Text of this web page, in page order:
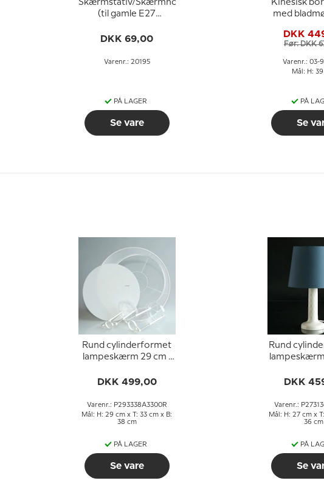
Skærmstativ/Skærmholder
(til gamle E27
omløbsringe - ø34
DKK 69,00
Varenr.: 20195
PÅ LAGER
Se vare
Kinesisk
med
DKK
Før: DKK
Varenr.: 03-
Mål: H:
PÅ
Se
Rund cylinderformet
lampeskærm 29 cm i
stof
DKK 499,00
Varenr.: P293338A3300R
Mål: H: 29 cm x T: 33 cm x B:
38 cm
PÅ LAGER
Se vare
Rund
DKK
Varenr.:
Mål: H: 27 cm x
36 cm
PÅ
Se